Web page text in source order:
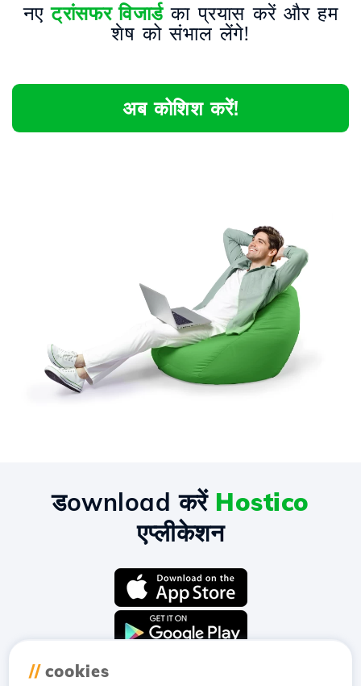
नएट्रांसफर विजार्डका प्रयास करें और हम
शेष को संभाल लेंगे!
अब कोशिश करें!
// cookies
डownload करें Hostico
एप्लीकेशन